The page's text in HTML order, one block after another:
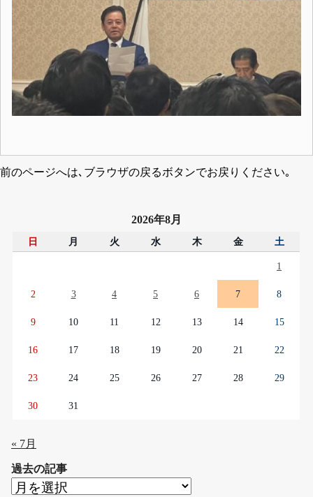
前のページへは､ブラウザの戻るボタンでお戻りください｡
2026年8月
日 月 火 水 木 金 土
1
2 3 4 5 6 7 8
9 10 11 12 13 14 15
16 17 18 19 20 21 22
23 24 25 26 27 28 29
30 31
« 7月
過去の記事
過